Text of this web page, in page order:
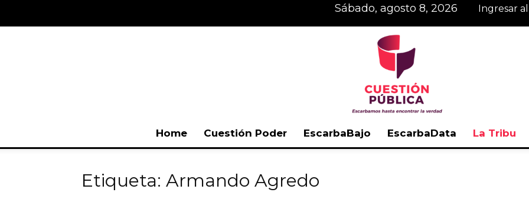
sábado, agosto 8, 2026 Ingresar
Home Cuestión Poder EscarbaBajo EscarbaData La Tribu
Etiqueta: Armando Agredo